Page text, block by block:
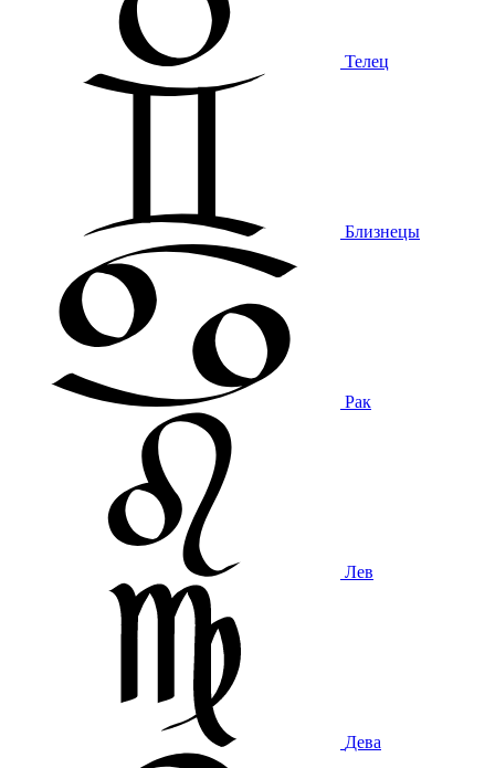
Телец
Близнецы
Рак
Лев
Дева